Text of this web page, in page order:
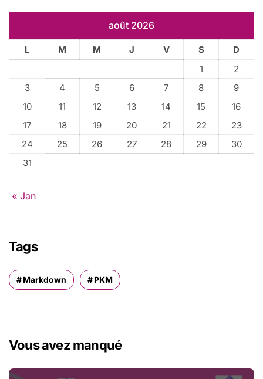
:
août 2026
L M M J V S
D
1
2
3
4 5 6 7 8
9
10
11 12 13 14 15
16
17
18 19 20 21 22
23
24
25 26 27 28 29
30
31
« Jan
Tags
Markdown PKM
Vous avez manqué